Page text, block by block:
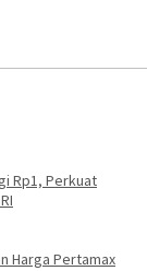
Rp1, Perkuat
Harga Pertamax